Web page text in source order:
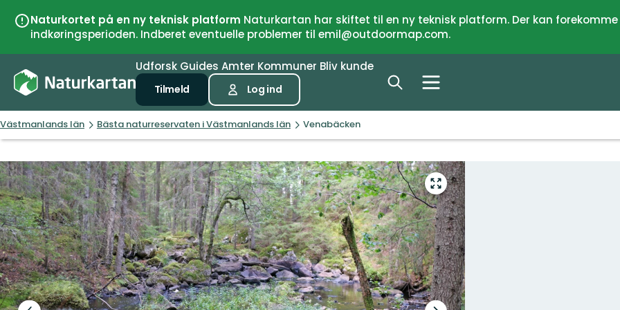
Naturkortet på en ny teknisk platform Naturkartan har skiftet til en ny teknisk platform. Der kan
indkøringsperioden. Indberet eventuelle problemer til emil@outdoormap.com.
Udforsk Guides Amter Kommuner Bliv kunde
Tilmeld Log ind
Västmanlands län Bästa naturreservaten i Västmanlands län Venabäcken
Gå
til
fuld
skærm